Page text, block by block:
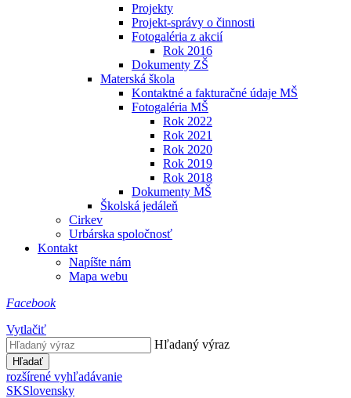
Projekty
Projekt-správy o činnosti
Fotogaléria z akcií
Rok 2016
Dokumenty ZŠ
Materská škola
Kontaktné a fakturačné údaje MŠ
Fotogaléria MŠ
Rok 2022
Rok 2021
Rok 2020
Rok 2019
Rok 2018
Dokumenty MŠ
Školská jedáleň
Cirkev
Urbárska spoločnosť
Kontakt
Napíšte nám
Mapa webu
Facebook
Vytlačiť
Hľadaný výraz
Hľadať
rozšírené vyhľadávanie
SKSlovensky